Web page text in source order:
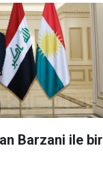
Barzani ile bir